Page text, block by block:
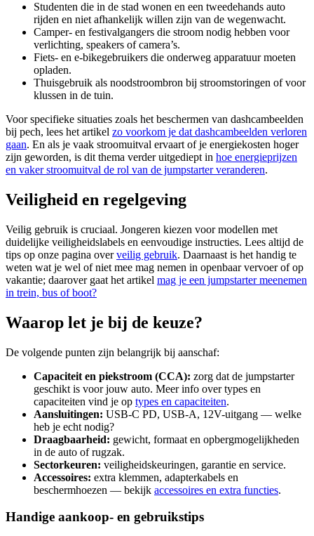
Studenten die in de stad wonen en een tweedehands auto
rijden en niet afhankelijk willen zijn van de wegenwacht.
Camper- en festivalgangers die stroom nodig hebben voor
verlichting, speakers of camera’s.
Fiets- en e-bikegebruikers die onderweg apparatuur moeten
opladen.
Thuisgebruik als noodstroombron bij stroomstoringen of voor
klussen in de tuin.
Voor specifieke situaties zoals het beschermen van dashcambeelden
bij pech, lees het artikel zo voorkom je dat dashcambeelden verloren
gaan. En als je vaak stroomuitval ervaart of je energiekosten hoger
zijn geworden, is dit thema verder uitgediept in hoe energieprijzen
en vaker stroomuitval de rol van de jumpstarter veranderen.
Veiligheid en regelgeving
Veilig gebruik is cruciaal. Jongeren kiezen voor modellen met
duidelijke veiligheidslabels en eenvoudige instructies. Lees altijd de
tips op onze pagina overveilig gebruik. Daarnaast is het handig te
weten wat je wel of niet mee mag nemen in openbaar vervoer of op
vakantie; daarover gaat het artikel mag je een jumpstarter meenemen
in trein, bus of boot?
Waarop let je bij de keuze?
De volgende punten zijn belangrijk bij aanschaf:
Capaciteit en piekstroom (CCA): zorg dat de jumpstarter
geschikt is voor jouw auto. Meer info over types en
capaciteiten vind je op types en capaciteiten.
Aansluitingen: USB-C PD, USB-A, 12V-uitgang — welke
heb je echt nodig?
Draagbaarheid: gewicht, formaat en opbergmogelijkheden
in de auto of rugzak.
Sectorkeuren: veiligheidskeuringen, garantie en service.
Accessoires: extra klemmen, adapterkabels en
beschermhoezen — bekijk accessoires en extra functies.
Handige aankoop- en gebruikstips